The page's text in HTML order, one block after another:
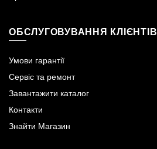
ОБСЛУГОВУВАННЯ КЛІЄНТІВ
Умови гарантії
Сервіс та ремонт
Завантажити каталог
Контакти
Знайти Магазин